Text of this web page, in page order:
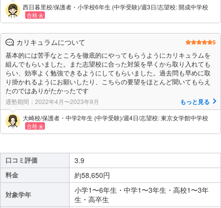
西日暮里校/保護者・小学校6年生 (中学受験)/週3日/志望校: 開成中学校
合格
カリキュラムについて 5
基本的には苦手なところを徹底的にやってもらうようにカリキュラムを
組んでもらいました。また志望校に合った対策を早くから取り入れても
らい、効率よく勉強できるようにしてもらいました。過去問も早めに取
り掛かれるようにお願いしたり、こちらの要望をほとんど聞いてもらえ
たのではありがたかったです
通塾期間：2022年4月〜2023年9月 もっと見る
大崎校/保護者・中学2年生 (中学受験)/週4日/志望校: 東京女学館中学校
合格
口コミ評価 3.9
料金 約58,650円
対象学年
小学1〜6年生・中学1〜3年生・高校1〜3年
生・高卒生